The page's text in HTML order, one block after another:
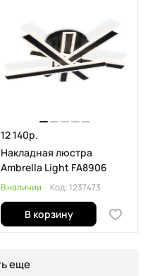
12 140р.
Накладная люстра
Ambrella Light FA8906
В наличии Код: 1237473
В корзину
еще